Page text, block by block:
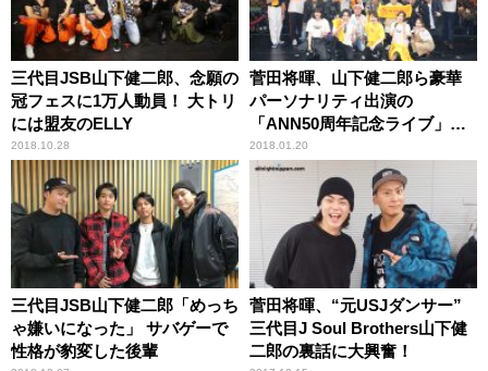
三代目JSB山下健二郎、念願の
冠フェスに1万人動員！ 大トリ
には盟友のELLY
2018.10.28
菅田将暉、山下健二郎ら豪華
パーソナリティ出演の
「ANN50周年記念ライブ」に1
万人が大熱狂！
2018.01.20
三代目JSB山下健二郎「めっち
ゃ嫌いになった」 サバゲーで
性格が豹変した後輩
菅田将暉、“元USJダンサー”
三代目J Soul Brothers山下健
二郎の裏話に大興奮！